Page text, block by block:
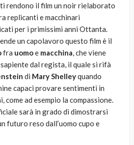
rendono il film un noir rielaborato
replicanti e macchinari
per i primissimi anni Ottanta.
un capolavoro questo film è il
fra uomoe macchina, che viene
dal regista, il quale si rifà
di Mary Shelleyquando
capaci provare sentimenti in
ad esempio la compassione.
sarà in grado di dimostrarsi
futuro reso dall’uomo cupo e